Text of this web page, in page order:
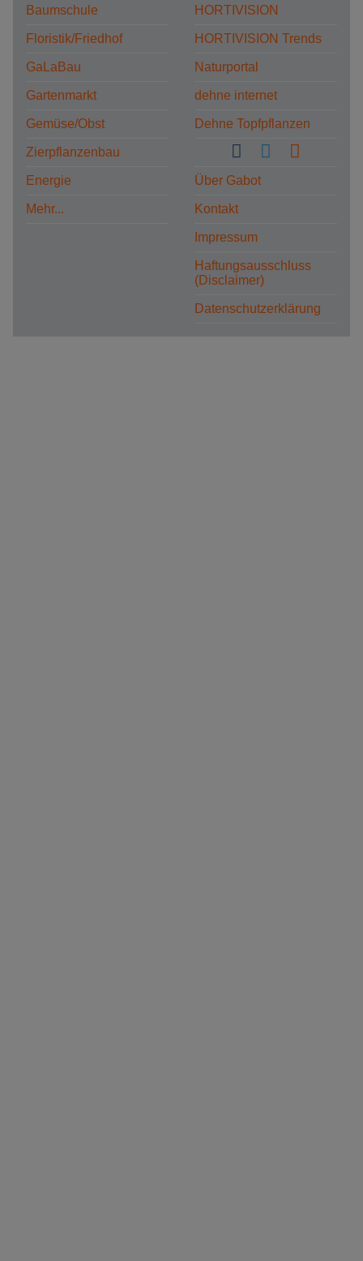
Baumschule
Floristik/Friedhof
GaLaBau
Gartenmarkt
Gemüse/Obst
Zierpflanzenbau
Energie
Mehr...
HORTIVISION
HORTIVISION Trends
Naturportal
dehne internet
Dehne Topfpflanzen
Über Gabot
Kontakt
Impressum
Haftungsausschluss
(Disclaimer)
Datenschutzerklärung